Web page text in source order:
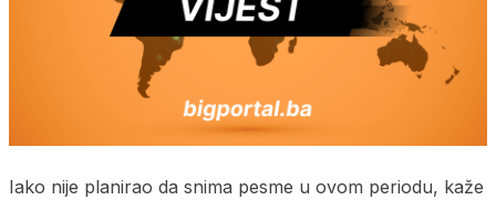
Iako nije planirao da snima pesme u ovom periodu, kaže